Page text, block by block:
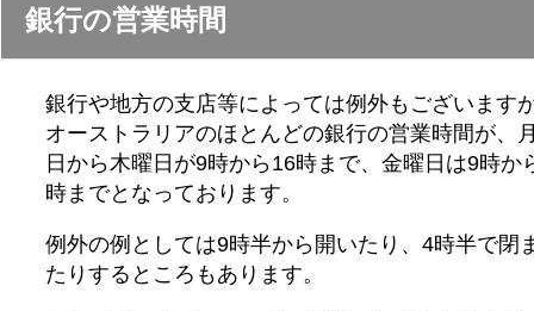
銀行の営業時間
銀行や地方の支店等によっては例外もございます
オーストラリアのほとんどの銀行の営業時間が、
日から木曜日が9時から16時まで、金曜日は9時か
時までとなっております。
例外の例としては9時半から開いたり、4時半で閉
たりするところもあります。